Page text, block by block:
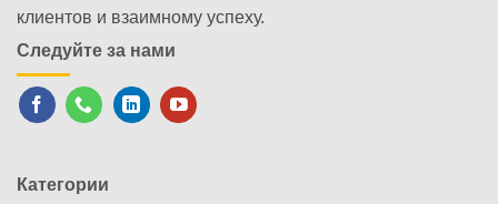
клиентов и взаимному успеху.
Следуйте за нами
Категории